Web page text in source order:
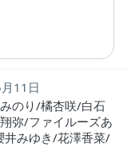
11日
のり/橘杏咲/白石
弥/ファイルーズあ
みゆき/花澤香菜/